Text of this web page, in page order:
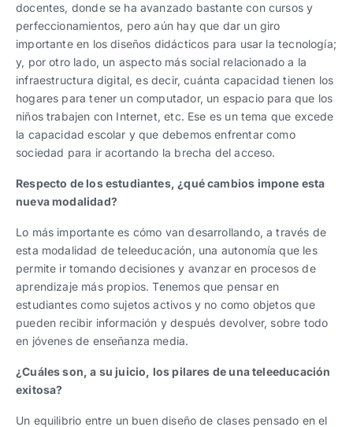
docentes, donde se ha avanzado bastante con cursos y
perfeccionamientos, pero aún hay que dar un giro
importante en los diseños didácticos para usar la tecnología;
y, por otro lado, un aspecto más social relacionado a la
infraestructura digital, es decir, cuánta capacidad tienen los
hogares para tener un computador, un espacio para que los
niños trabajen con Internet, etc. Ese es un tema que excede
la capacidad escolar y que debemos enfrentar como
sociedad para ir acortando la brecha del acceso.
Respecto de los estudiantes, ¿qué cambios impone esta
nueva modalidad?
Lo más importante es cómo van desarrollando, a través de
esta modalidad de teleeducación, una autonomía que les
permite ir tomando decisiones y avanzar en procesos de
aprendizaje más propios. Tenemos que pensar en
estudiantes como sujetos activos y no como objetos que
pueden recibir información y después devolver, sobre todo
en jóvenes de enseñanza media.
¿Cuáles son, a su juicio, los pilares de una teleeducación
exitosa?
Un equilibrio entre un buen diseño de clases pensado en el